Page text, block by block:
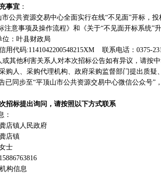
事宜：
市公共资源交易中心全面实行在线“不见面”开标，
注意事项及操作流程》和《关于“不见面开标系统”
位 ：叶县财政局
用代码:1141042200548215XM 联系电话： 0375-
或其他利害关系人对本次招标公告如有异议， 请按
购人、采购代理机构、政府采购监督部门提出质
已同步至“平顶山市公共资源交易中心微信公众号”
招标提出询问，请按照以下方式联系
：
店镇人民政府
店镇
士
15886763816
构信息